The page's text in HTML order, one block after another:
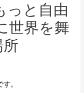
っと自由
世界を舞
所
す。